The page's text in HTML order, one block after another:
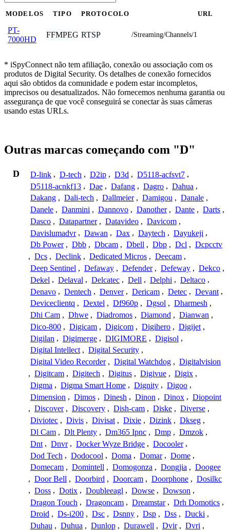
MODELOS TIPO PROTOCOLO URL
PT-
7000HD
FFMPEG RTSP /Streaming/Channels/1
* iSpyConnect não tem afiliação, conexão ou associação com os
produtos de Digital Security. Os detalhes de conexão fornecidos
aqui são obtidos da comunidade e podem estar incompletos,
imprecisos ou desatualizados. Não fornecemos nenhuma garantia ou
assegurança de que você conseguirá se conectar às suas câmeras
usando estas URLs.
Outras marcas começando com "D"
D D-link , D-tech , D2ip , D3d , D5118-acfsvt7 ,
D5118-acnkf13 , Dae , Dafang , Dagro , Dahua ,
Dakang , Dali-tech , Dallmeier , Damigou , Danale ,
Danele , Danmini , Dannovo , Danother , Dante , Darts ,
Dasco , Datapartner , Datavideo , Davicom ,
Davislumadvr , Dawan , Dax , Daytech , Dayukeji ,
Db Power , Dbb , Dbcam , Dbell , Dbp , Dcl , Dcpcctv
, Dcs , Declink , Dedicated Micros , Deecam ,
Deep Sentinel , Defaway , Defender , Defeway , Dekco ,
Dekel , Delaval , Delcatec , Dell , Delphi , Deltaco ,
Denavo , Dentech , Denver , Dericam , Detec , Devant ,
Deviceclientq , Dextel , Df960p , Dgsol , Dharmesh ,
Dhi Cam , Dhwe , Diadromos , Diamond , Dianwan ,
Dico-800 , Digicam , Digicom , Digihero , Digijet ,
Digilan , Digimerge , DIGIMORE , Digisol ,
Digital Intellect , Digital Security ,
Digital Video Recorder , Digital Watchdog , Digitalvision
, Digitcam , Digitech , Digitus , Digivue , Digix ,
Digma , Digma Smart Home , Dignity , Digoo ,
Dimension , Dimos , Dinesh , Dinon , Dinox , Diopoint
, Discover , Discovery , Dish-cam , Diske , Diverse ,
Diviotec , Divis , Divisat , Dixie , Dizink , Dkseg ,
Dl Cam , Dlt Plenty , Dm365 Ipnc , Dmp , Dmzok ,
Dnt , Dnvr , Docker Wyze Bridge , Docooler ,
Dod Tech , Dodocool , Doma , Domar , Dome ,
Domecam , Domintell , Domogonza , Dongjia , Doogee
, Door Bell , Doorbird , Doorcam , Doorphone , Dosilkc
, Doss , Dotix , Doubleeagl , Dowse , Dowson ,
Dragon Touch , Dragoncam , Dreamstar , Drh Domotics ,
Droid , Ds-i200 , Dsc , Dsnny , Dsp , Dss , Ducki ,
Duhau , Duhua , Dunlop , Durawell , Dvir , Dvri ,